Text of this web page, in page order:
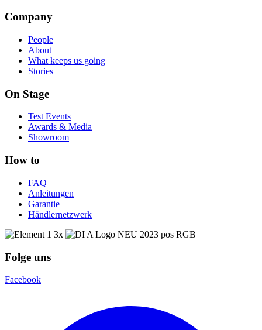
Company
People
About
What keeps us going
Stories
On Stage
Test Events
Awards & Media
Showroom
How to
FAQ
Anleitungen
Garantie
Händlernetzwerk
Folge uns
Facebook